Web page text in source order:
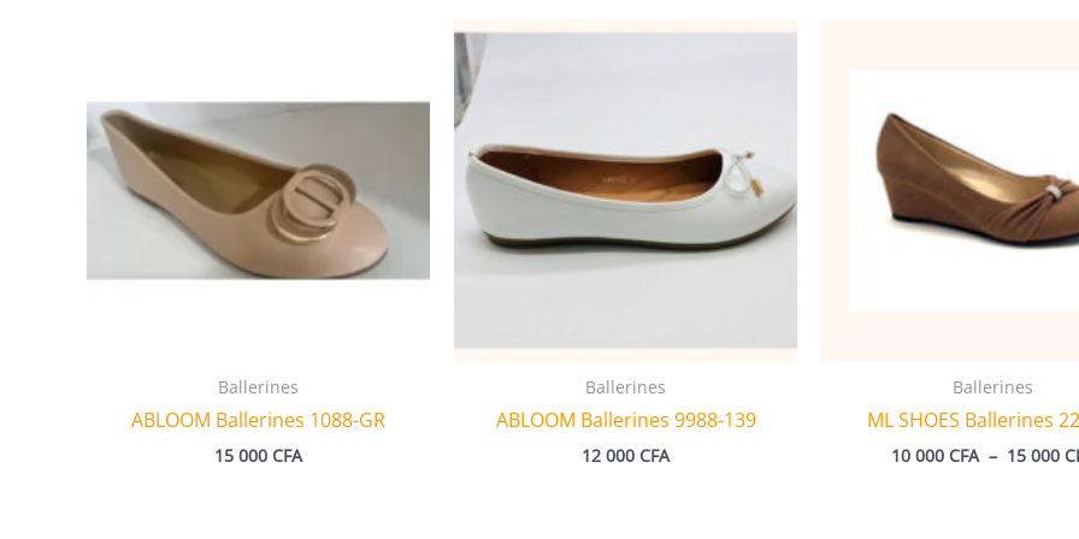
Ballerines
ABLOOM Ballerines 1088-GR
15 000 CFA
Ballerines
ABLOOM Ballerines 9988-139
12 000 CFA
Ballerines
ML SHOES Ballerines
10 000 CFA – 15 000